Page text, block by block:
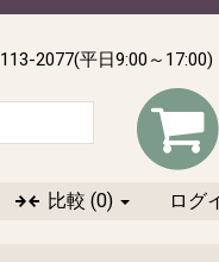
2077(平日9:00～17:00)
比較 (0) ログ